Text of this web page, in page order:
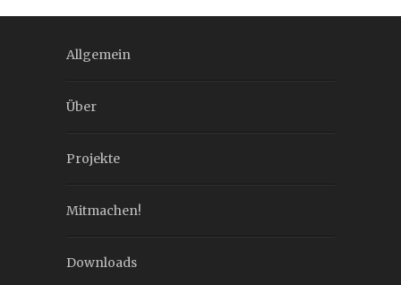
Allgemein
Über
Projekte
Mitmachen!
Downloads